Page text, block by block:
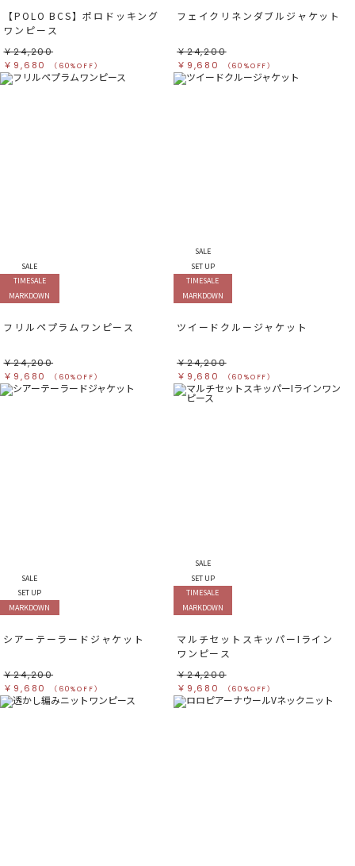
【POLO BCS】ポロドッキング
ワンピース
￥24,200
￥9,680
（60%OFF）
フェイクリネンダブルジャケット
￥24,200
￥9,680
（60%OFF）
SALE
TIMESALE
MARKDOWN
フリルペプラムワンピース
￥24,200
￥9,680
（60%OFF）
SALE
SET UP
TIMESALE
MARKDOWN
ツイードクルージャケット
￥24,200
￥9,680
（60%OFF）
SALE
SET UP
MARKDOWN
シアーテーラードジャケット
￥24,200
￥9,680
（60%OFF）
SALE
SET UP
TIMESALE
MARKDOWN
マルチセットスキッパーIライン
ワンピース
￥24,200
￥9,680
（60%OFF）